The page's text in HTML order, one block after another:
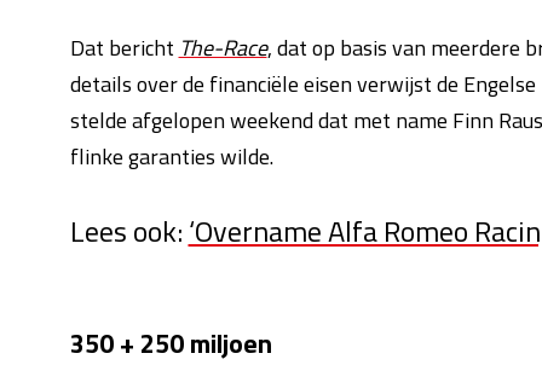
Dat bericht The-Race, dat op basis van meerdere
details over de financiële eisen verwijst de
stelde afgelopen weekend dat met name Finn
flinke garanties wilde.
Lees ook:‘Overname Alfa Romeo
350 + 250 miljoen